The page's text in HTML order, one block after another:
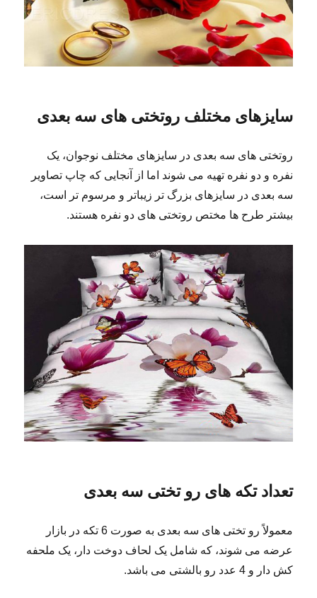
سایزهای مختلف روتختی های سه بعدی
روتختی های سه بعدی در سایزهای مختلف نوجوان، یک
نفره و دو نفره تهیه می شوند اما از آنجایی که چاپ تصاویر
سه بعدی در سایزهای بزرگ تر زیباتر و مرسوم تر است،
بیشتر طرح ها مختص روتختی های دو نفره هستند.
تعداد تکه های رو تختی سه بعدی
معمولاً رو تختی های سه بعدی به صورت 6 تکه در بازار
عرضه می شوند، که شامل یک لحاف دوخت دار، یک ملحفه
کش دار و 4 عدد رو بالشتی می باشد.